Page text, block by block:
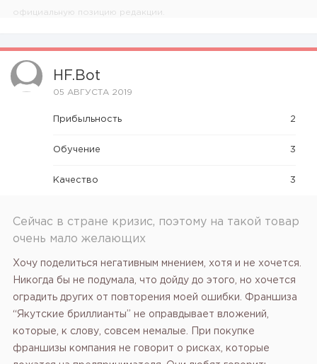
официальную позицию редакции.
HF.bot
05 АВГУСТА 2019
Прибыльность 2
Обучение 3
Качество 3
Сейчас в стране кризис, поэтому на такой товар
очень мало желающих
Хочу поделиться негативным мнением, хотя и не хочется.
Никогда бы не подумала, что дойду до этого, но хочется
оградить других от повторения моей ошибки. Франшиза
“Якутские бриллианты” не оправдывает вложений,
которые, к слову, совсем немалые. При покупке
франшизы компания не говорит о рисках, которые